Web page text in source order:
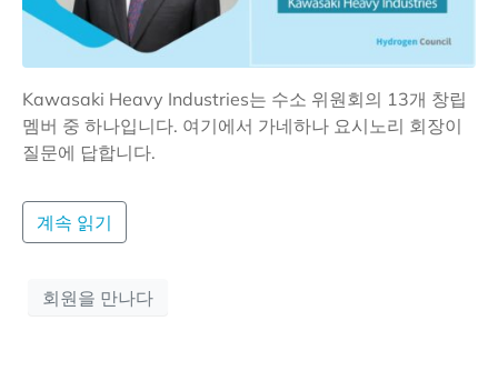
Kawasaki Heavy Industries는 수소 위원회의 13개 창립
멤버 중 하나입니다. 여기에서 가네하나 요시노리 회장이
질문에 답합니다.
계속 읽기
회원을 만나다